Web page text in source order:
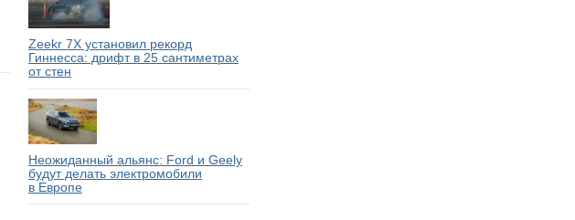
Zeekr 7X установил рекорд
Гиннесса: дрифт в 25 сантиметрах
от стен
Неожиданный альянс: Ford и Geely
будут делать электромобили
в Европе